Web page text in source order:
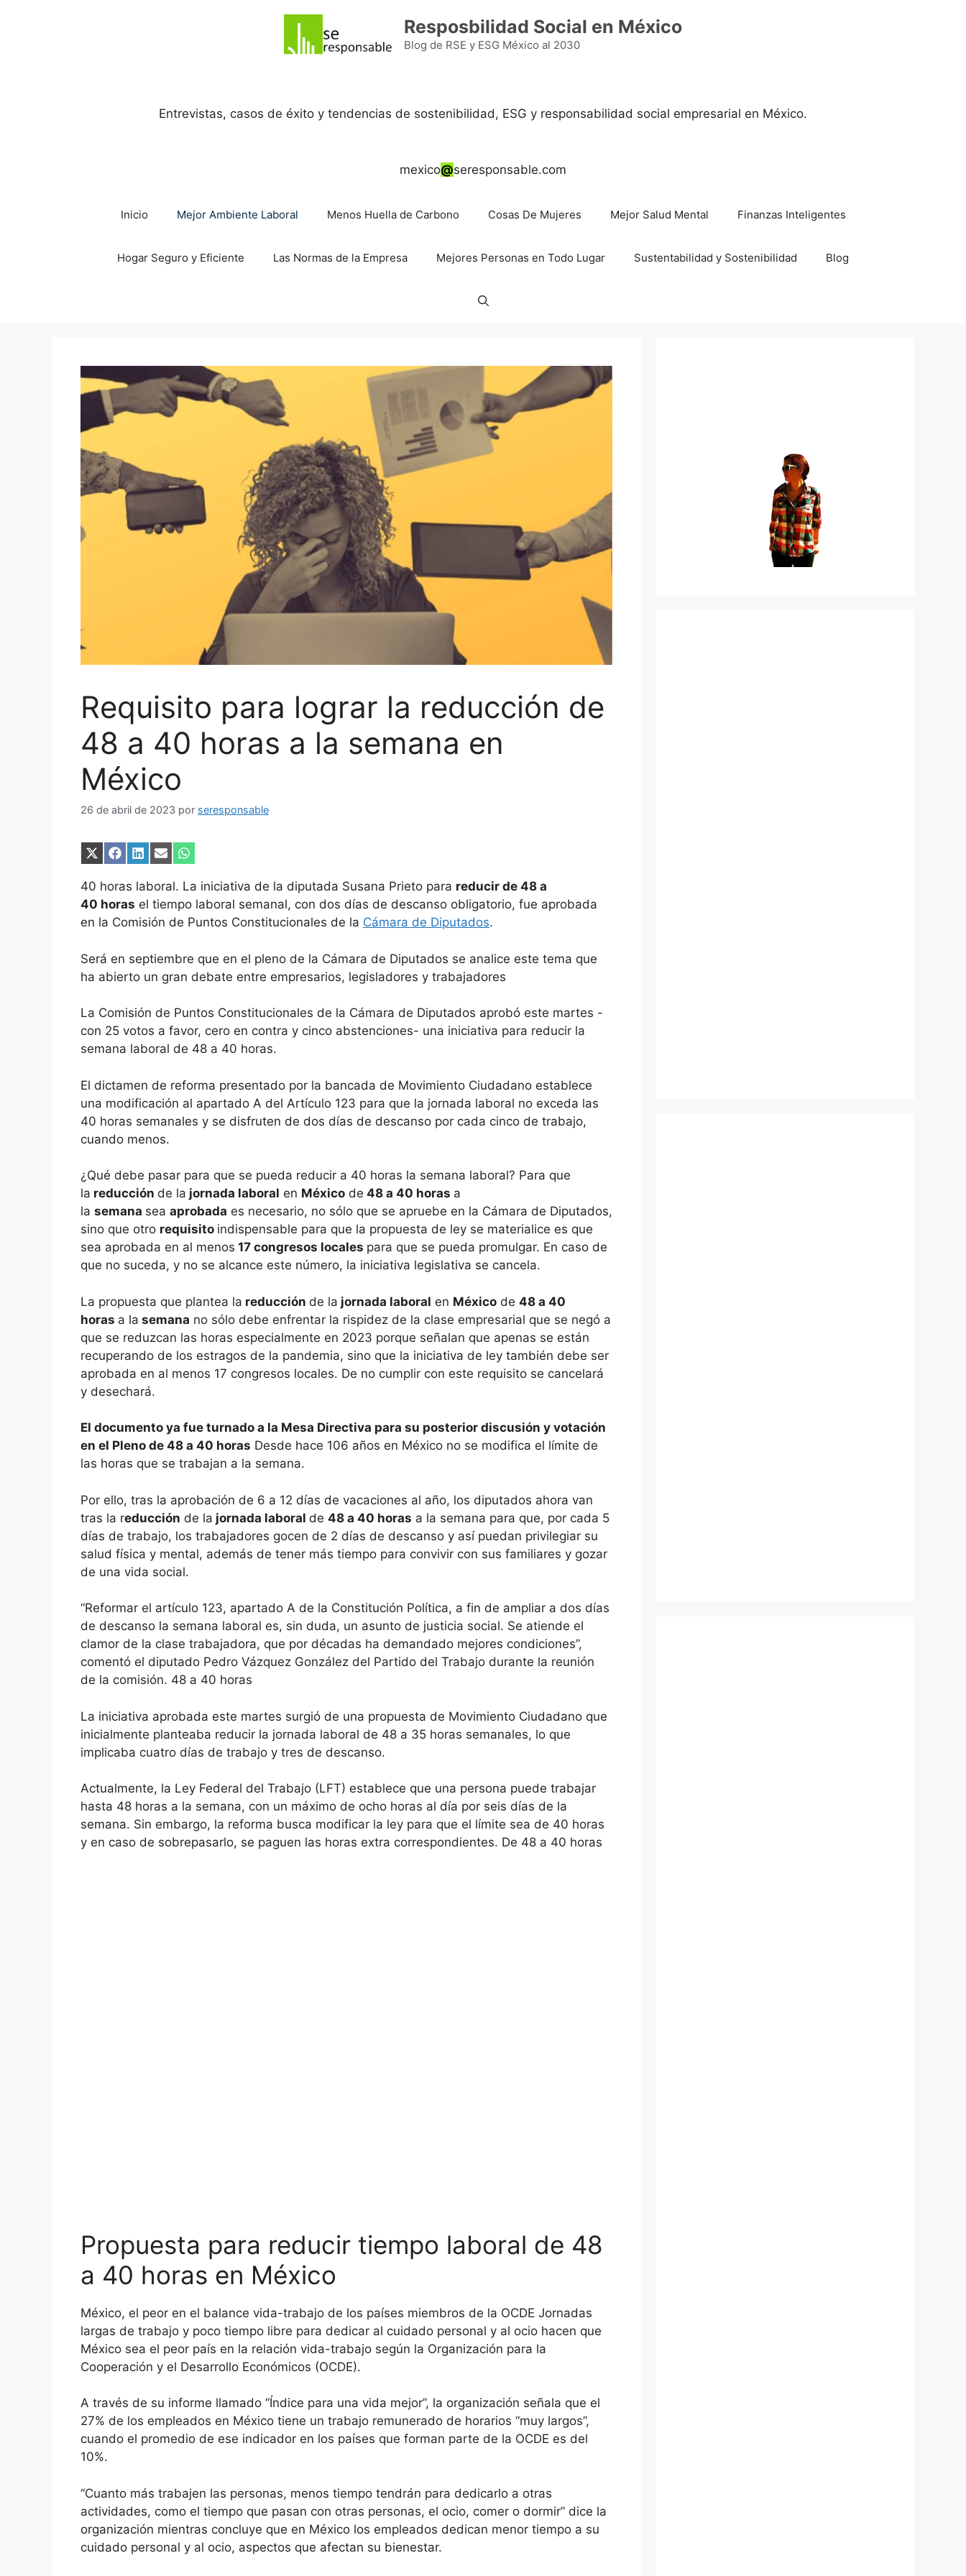
Resposbilidad Social en México
Blog de RSE y ESG México al 2030
Entrevistas, casos de éxito y tendencias de sostenibilidad, ESG y responsabilidad social empresarial en México.
mexico@seresponsable.com
Inicio Mejor Ambiente Laboral Menos Huella de Carbono Cosas De Mujeres Mejor Salud Mental Finanzas Inteligentes
Hogar Seguro y Eficiente Las Normas de la Empresa Mejores Personas en Todo Lugar Sustentabilidad y Sostenibilidad Blog
Requisito para lograr la reducción de
48 a 40 horas a la semana en
México
26 de abril de 2023 por seresponsable
Compartir
X
(Twitter)
Compartir
Facebook
Compartir
LinkedIn
Compartir
Email
Compartir
WhatsApp
40 horas laboral. La iniciativa de la diputada Susana Prieto para reducir de 48 a
40 horas el tiempo laboral semanal, con dos días de descanso obligatorio, fue aprobada
en la Comisión de Puntos Constitucionales de la Cámara de Diputados.
Será en septiembre que en el pleno de la Cámara de Diputados se analice este tema que
ha abierto un gran debate entre empresarios, legisladores y trabajadores
La Comisión de Puntos Constitucionales de la Cámara de Diputados aprobó este martes -
con 25 votos a favor, cero en contra y cinco abstenciones- una iniciativa para reducir la
semana laboral de 48 a 40 horas.
El dictamen de reforma presentado por la bancada de Movimiento Ciudadano establece
una modificación al apartado A del Artículo 123 para que la jornada laboral no exceda las
40 horas semanales y se disfruten de dos días de descanso por cada cinco de trabajo,
cuando menos.
¿Qué debe pasar para que se pueda reducir a 40 horas la semana laboral? Para que
la reducción de la jornada laboral en México de 48 a 40 horas a
la semana sea aprobada es necesario, no sólo que se apruebe en la Cámara de Diputados,
sino que otro requisito indispensable para que la propuesta de ley se materialice es que
sea aprobada en al menos 17 congresos locales para que se pueda promulgar. En caso de
que no suceda, y no se alcance este número, la iniciativa legislativa se cancela.
La propuesta que plantea la reducción de la jornada laboral en México de 48 a 40
horas a la semana no sólo debe enfrentar la rispidez de la clase empresarial que se negó a
que se reduzcan las horas especialmente en 2023 porque señalan que apenas se están
recuperando de los estragos de la pandemia, sino que la iniciativa de ley también debe ser
aprobada en al menos 17 congresos locales. De no cumplir con este requisito se cancelará
y desechará.
El documento ya fue turnado a la Mesa Directiva para su posterior discusión y votación
en el Pleno de 48 a 40 horas Desde hace 106 años en México no se modifica el límite de
las horas que se trabajan a la semana.
Por ello, tras la aprobación de 6 a 12 días de vacaciones al año, los diputados ahora van
tras la reducción de la jornada laboral de 48 a 40 horas a la semana para que, por cada 5
días de trabajo, los trabajadores gocen de 2 días de descanso y así puedan privilegiar su
salud física y mental, además de tener más tiempo para convivir con sus familiares y gozar
de una vida social.
“Reformar el artículo 123, apartado A de la Constitución Política, a fin de ampliar a dos días
de descanso la semana laboral es, sin duda, un asunto de justicia social. Se atiende el
clamor de la clase trabajadora, que por décadas ha demandado mejores condiciones”,
comentó el diputado Pedro Vázquez González del Partido del Trabajo durante la reunión
de la comisión. 48 a 40 horas
La iniciativa aprobada este martes surgió de una propuesta de Movimiento Ciudadano que
inicialmente planteaba reducir la jornada laboral de 48 a 35 horas semanales, lo que
implicaba cuatro días de trabajo y tres de descanso.
Actualmente, la Ley Federal del Trabajo (LFT) establece que una persona puede trabajar
hasta 48 horas a la semana, con un máximo de ocho horas al día por seis días de la
semana. Sin embargo, la reforma busca modificar la ley para que el límite sea de 40 horas
y en caso de sobrepasarlo, se paguen las horas extra correspondientes. De 48 a 40 horas
Propuesta para reducir tiempo laboral de 48
a 40 horas en México
México, el peor en el balance vida-trabajo de los países miembros de la OCDE Jornadas
largas de trabajo y poco tiempo libre para dedicar al cuidado personal y al ocio hacen que
México sea el peor país en la relación vida-trabajo según la Organización para la
Cooperación y el Desarrollo Económicos (OCDE).
A través de su informe llamado “Índice para una vida mejor”, la organización señala que el
27% de los empleados en México tiene un trabajo remunerado de horarios “muy largos”,
cuando el promedio de ese indicador en los países que forman parte de la OCDE es del
10%.
“Cuanto más trabajen las personas, menos tiempo tendrán para dedicarlo a otras
actividades, como el tiempo que pasan con otras personas, el ocio, comer o dormir” dice la
organización mientras concluye que en México los empleados dedican menor tiempo a su
cuidado personal y al ocio, aspectos que afectan su bienestar.